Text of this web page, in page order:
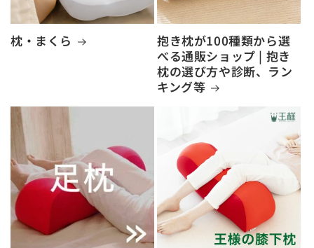
枕・まくら
抱き枕が100種類から選
べる通販ショップ | 抱き
枕の選び方や診断、ラン
キング等